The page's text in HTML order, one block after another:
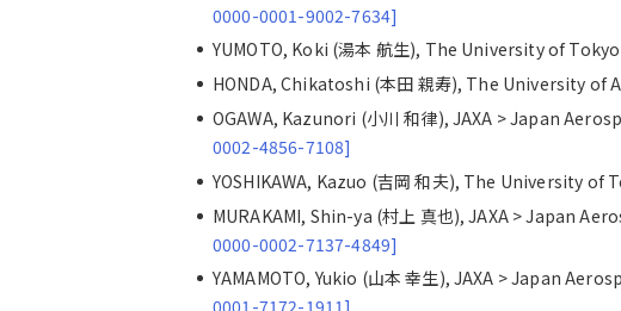
0000-0001-9002-7634]
YUMOTO, Koki (湯本 航生), The University of
HONDA, Chikatoshi (本田 親寿), The University of
OGAWA, Kazunori (小川 和律), JAXA > Japan
0002-4856-7108]
YOSHIKAWA, Kazuo (吉岡 和夫), The University of
MURAKAMI, Shin-ya (村上 真也), JAXA > Japan
0000-0002-7137-4849]
YAMAMOTO, Yukio (山本 幸生), JAXA > Japan